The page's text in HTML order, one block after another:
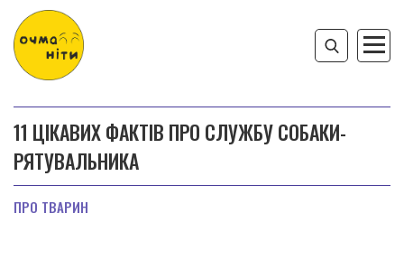
11 ЦІКАВИХ ФАКТІВ ПРО СЛУЖБУ СОБАКИ-
РЯТУВАЛЬНИКА
ПРО ТВАРИН